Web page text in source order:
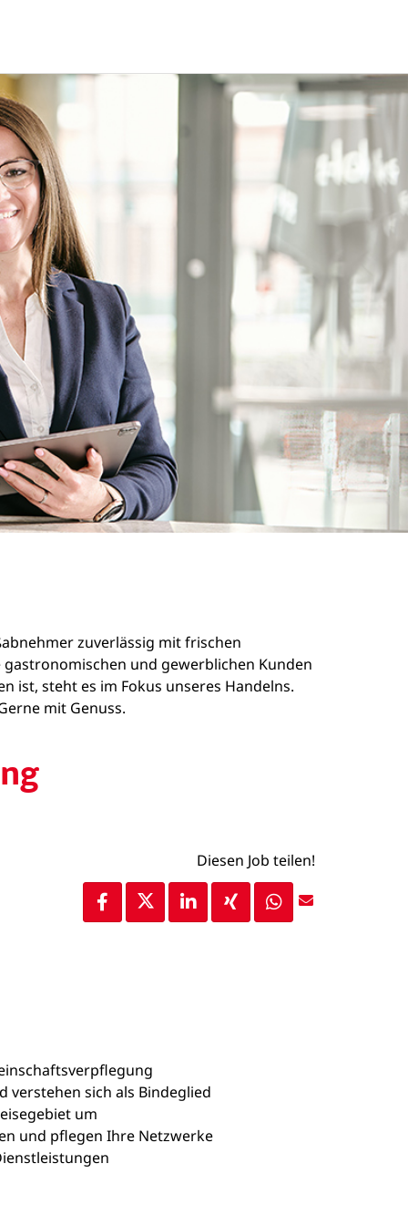
Diesen Job teilen!
zuverlässig mit frischen
und gewerblichen Kunden
ist, steht es im Fokus unseres Handelns.
mit Genuss.
sich als Bindeglied
um
und pflegen Ihre Netzwerke